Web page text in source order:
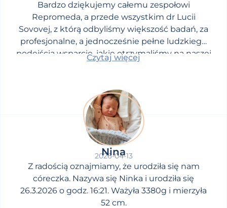
Bardzo dziękujemy całemu zespołowi
Repromeda, a przede wszystkim dr Lucii
Sovovej, z którą odbyliśmy większość badań, za
profesjonalne, a jednocześnie pełne ludzkiego
podejścia wsparcie, jakie otrzymaliśmy na naszej
drodze do upragnionego dziecka.
Czytaj więcej
Nina
2026-04-13
Z radością oznajmiamy, że urodziła się nam
córeczka. Nazywa się Ninka i urodziła się
26.3.2026 o godz. 16:21. Ważyła 3380g i mierzyła
52 cm.